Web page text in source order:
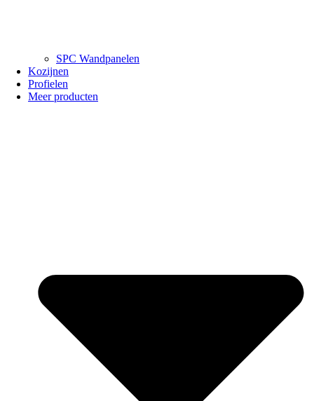
SPC Wandpanelen
Kozijnen
Profielen
Meer producten